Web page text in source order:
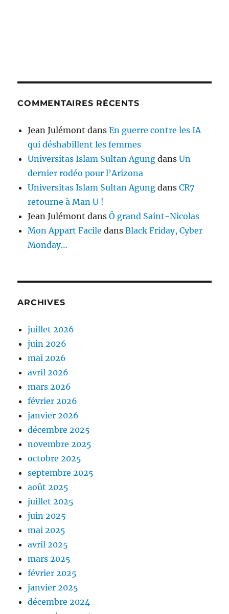
COMMENTAIRES RÉCENTS
Jean Julémont dansEn guerre contre les IA
qui déshabillent les femmes
Universitas Islam Sultan Agung dansUn
dernier rodéo pour l’Arizona
Universitas Islam Sultan Agung dansCR7
retourne à Man U !
Jean Julémont dansÔ grand Saint-Nicolas
Mon Appart Facile dansBlack Friday, Cyber
Monday…
ARCHIVES
juillet 2026
juin 2026
mai 2026
avril 2026
mars 2026
février 2026
janvier 2026
décembre 2025
novembre 2025
octobre 2025
septembre 2025
août 2025
juillet 2025
juin 2025
mai 2025
avril 2025
mars 2025
février 2025
janvier 2025
décembre 2024